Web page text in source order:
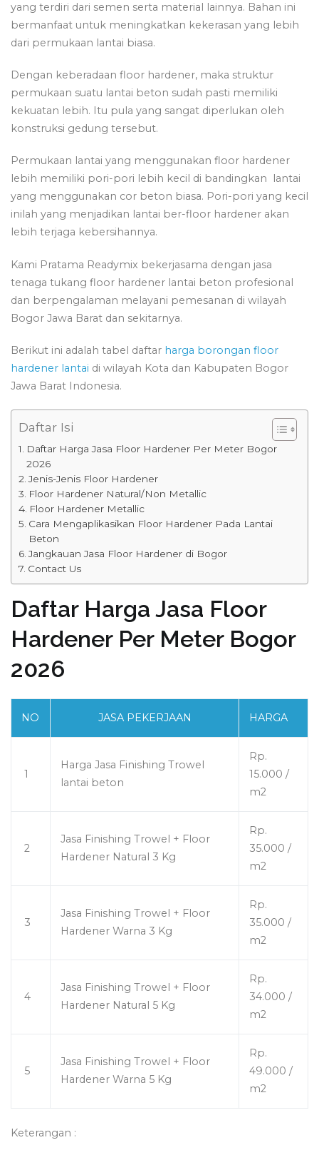
yang terdiri dari semen serta material lainnya. Bahan ini
bermanfaat untuk meningkatkan kekerasan yang lebih
dari permukaan lantai biasa.
Dengan keberadaan floor hardener, maka struktur
permukaan suatu lantai beton sudah pasti memiliki
kekuatan lebih. Itu pula yang sangat diperlukan oleh
konstruksi gedung tersebut.
Permukaan lantai yang menggunakan floor hardener
lebih memiliki pori-pori lebih kecil di bandingkan lantai
yang menggunakan cor beton biasa. Pori-pori yang kecil
inilah yang menjadikan lantai ber-floor hardener akan
lebih terjaga kebersihannya.
Kami Pratama Readymix bekerjasama dengan jasa
tenaga tukang floor hardener lantai beton profesional
dan berpengalaman melayani pemesanan di wilayah
Bogor Jawa Barat dan sekitarnya.
Berikut ini adalah tabel daftar harga borongan floor
hardener lantai di wilayah Kota dan Kabupaten Bogor
Jawa Barat Indonesia.
Daftar Isi
Daftar Harga Jasa Floor Hardener Per Meter Bogor
2026
Jenis-Jenis Floor Hardener
Floor Hardener Natural/Non Metallic
Floor Hardener Metallic
Cara Mengaplikasikan Floor Hardener Pada Lantai
Beton
Jangkauan Jasa Floor Hardener di Bogor
Contact Us
Daftar Harga Jasa Floor
Hardener Per Meter Bogor
2026
NO JASA PEKERJAAN HARGA
1
Harga Jasa Finishing Trowel
lantai beton
Rp.
15.000 /
m2
2
Jasa Finishing Trowel + Floor
Hardener Natural 3 Kg
Rp.
35.000 /
m2
3
Jasa Finishing Trowel + Floor
Hardener Warna 3 Kg
Rp.
35.000 /
m2
4
Jasa Finishing Trowel + Floor
Hardener Natural 5 Kg
Rp.
34.000 /
m2
5
Jasa Finishing Trowel + Floor
Hardener Warna 5 Kg
Rp.
49.000 /
m2
Keterangan :